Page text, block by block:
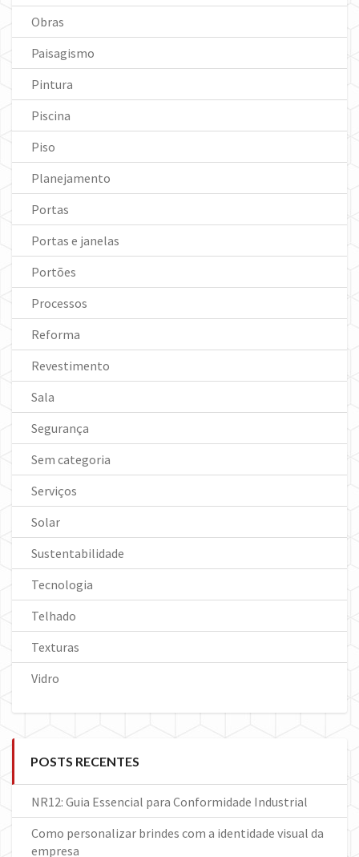
Obras
Paisagismo
Pintura
Piscina
Piso
Planejamento
Portas
Portas e janelas
Portões
Processos
Reforma
Revestimento
Sala
Segurança
Sem categoria
Serviços
Solar
Sustentabilidade
Tecnologia
Telhado
Texturas
Vidro
POSTS RECENTES
NR12: Guia Essencial para Conformidade Industrial
Como personalizar brindes com a identidade visual da
empresa